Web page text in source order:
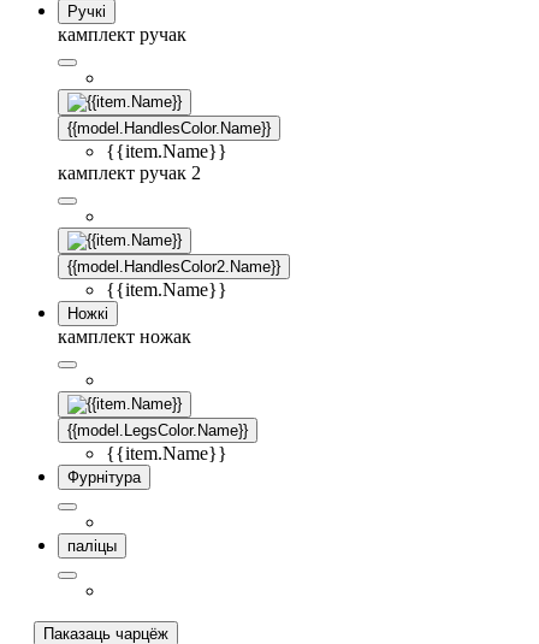
Ручкі
камплект ручак
{{model.HandlesColor.Name}}
{{item.Name}}
камплект ручак 2
{{model.HandlesColor2.Name}}
{{item.Name}}
Ножкі
камплект ножак
{{model.LegsColor.Name}}
{{item.Name}}
Фурнітура
паліцы
Паказаць чарцёж